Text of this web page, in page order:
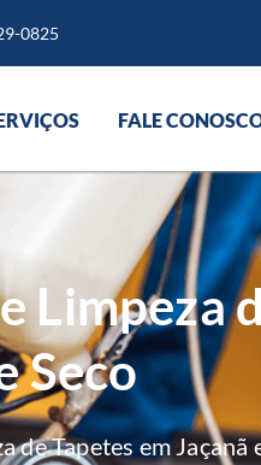
0825
FALE
Limpeza
Seco
Tapetes em